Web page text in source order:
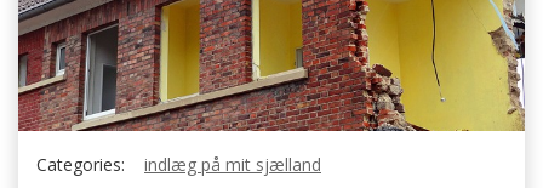
Categories:
indlæg på mit sjælland